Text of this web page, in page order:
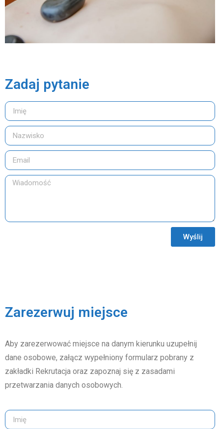
Zadaj pytanie
Wyślij
Zarezerwuj miejsce
Aby zarezerwować miejsce na danym kierunku uzupełnij
dane osobowe, załącz wypełniony formularz pobrany z
zakładki Rekrutacja oraz zapoznaj się z zasadami
przetwarzania danych osobowych.